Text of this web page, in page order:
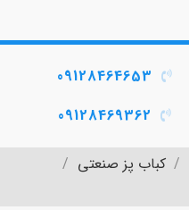
09128464653
09128469362
کباب پز صنعتی